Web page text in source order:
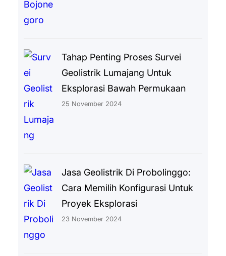
Tahap Penting Proses Survei
Geolistrik Lumajang Untuk
Eksplorasi Bawah Permukaan
25 November 2024
Jasa Geolistrik Di Probolinggo:
Cara Memilih Konfigurasi Untuk
Proyek Eksplorasi
23 November 2024